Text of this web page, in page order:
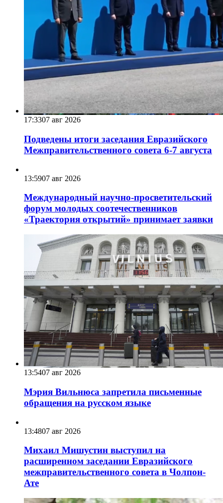
17:3307 авг 2026
Подведены итоги заседания Евразийского
Межправительственного совета 6-7 августа
13:5907 авг 2026
Международный научно-просветительский
форум молодых соотечественников
«Траектория открытий» принимает заявки
13:5407 авг 2026
Мэрия Вильнюса запретила письменные
обращения на русском языке
13:4807 авг 2026
Михаил Мишустин выступил на
расширенном заседании Евразийского
межправительственного совета в Чолпон-
Ате